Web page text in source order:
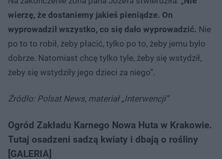
wierzę, że dostaniemy jakieś pieniądze. On
wyprowadził wszystko, co się dało wyprowadzić. Nie
po to to robił, żeby płacić, tylko po to, żeby jemu było
dobrze. Natomiast chcę tylko tyle, żeby się wstydził,
żeby się wstydziły jego dzieci za niego”.
Źródło: Polsat News, materiał „Interwencji”
Ogród Zakładu Karnego Nowa Huta w Krakowie.
Tutaj osadzeni sadzą kwiaty i dbają o rośliny
[GALERIA]